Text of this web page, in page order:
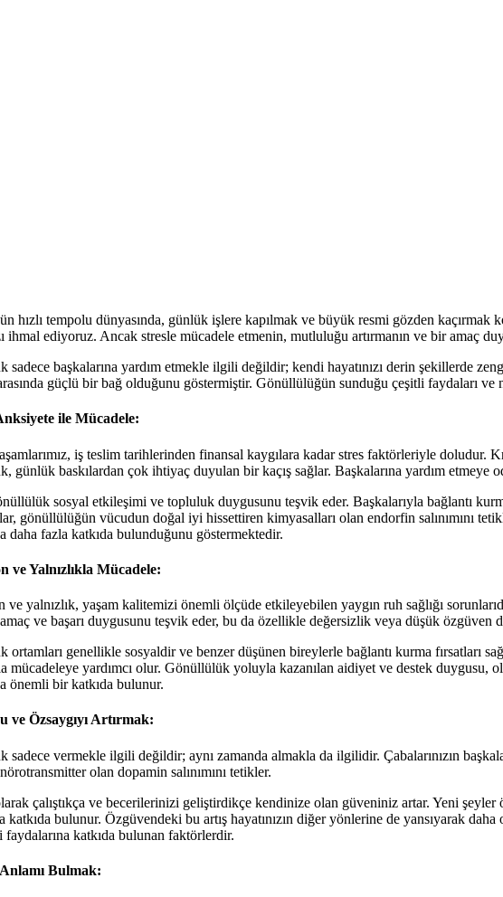
hızlı tempolu dünyasında, günlük işlere kapılmak ve büyük resmi gözden
ihmal ediyoruz. Ancak stresle mücadele etmenin, mutluluğu artırmanın ve bir
sadece başkalarına yardım etmekle ilgili değildir; kendi hayatınızı derin şekillerde
güçlü bir bağ olduğunu göstermiştir. Gönüllülüğün sunduğu çeşitli faydaları
ile Mücadele:
iş teslim tarihlerinden finansal kaygılara kadar stres faktörleriyle doludur.
günlük baskılardan çok ihtiyaç duyulan bir kaçış sağlar. Başkalarına yardım etmeye
sosyal etkileşimi ve topluluk duygusunu teşvik eder. Başkalarıyla bağlantı
gönüllülüğün vücudun doğal iyi hissettiren kimyasalları olan endorfin salınımını
daha fazla katkıda bulunduğunu göstermektedir.
ve Yalnızlıkla Mücadele:
ve yalnızlık, yaşam kalitemizi önemli ölçüde etkileyebilen yaygın ruh sağlığı
ve başarı duygusunu teşvik eder, bu da özellikle değersizlik veya düşük özgüven
ortamları genellikle sosyaldir ve benzer düşünen bireylerle bağlantı kurma fırsatları
mücadeleye yardımcı olur. Gönüllülük yoluyla kazanılan aidiyet ve destek
önemli bir katkıda bulunur.
ve Özsaygıyı Artırmak:
sadece vermekle ilgili değildir; aynı zamanda almakla da ilgilidir. Çabalarınızın
olan dopamin salınımını tetikler.
çalıştıkça ve becerilerinizi geliştirdikçe kendinize olan güveniniz artar. Yeni
katkıda bulunur. Özgüvendeki bu artış hayatınızın diğer yönlerine de yansıyarak
faydalarına katkıda bulunan faktörlerdir.
Bulmak: